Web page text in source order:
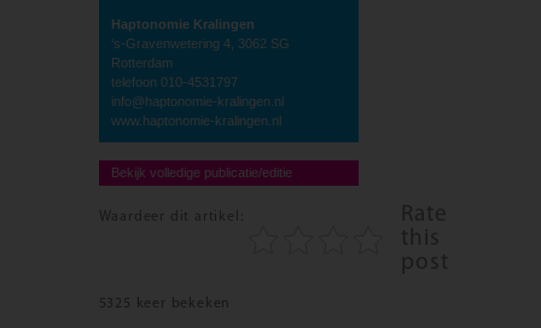
Haptonomie Kralingen
‘s-Gravenwetering 4, 3062 SG
Rotterdam
telefoon 010-4531797
info@haptonomie-kralingen.nl
www.haptonomie-kralingen.nl
Bekijk volledige publicatie/editie
Waardeer dit artikel:
Rate
this
post
5325 keer bekeken